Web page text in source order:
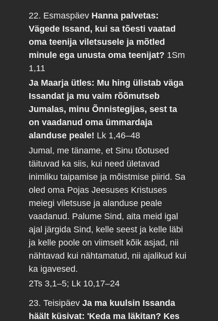
22. Esmaspäev Hanna palvetas:
Vägede Issand, kui sa tõesti vaatad
oma teenija viletsusele ja mõtled
minule ega unusta oma teenijat? 1Sm
1,11
Ja Maarja ütles: Mu hing ülistab väga
Issandat ja mu vaim rõõmutseb
Jumalas, minu Õnnistegijas, sest ta
on vaadanud oma ümmardaja
alanduse peale! Lk 1,46–48
Jumal, me täname, et Sinu tõotused
täituvad ka siis, kui need ületavad
inimliku taipamise ja mõistmise piirid. Sa
oled oma Pojas Jeesuses Kristuses
meiegi viletsuse ja alanduse peale
vaadanud. Palume Sind, aita meid igal
ajal järgida Sind, kelle seest ja kelle läbi
ja kelle poole on viimselt kõik asjad, nii
nähtavad kui nähtamatud, nii ajalikud kui
ka igavesed.
2Ts 3,1–5; Lk 10,17–24
23. TeisipäevJa ma kuulsin Issanda
häält küsivat: 'Keda ma läkitan? Kes